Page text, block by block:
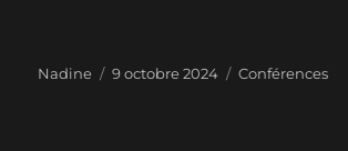
Auteur
Nadine
Publié
9 octobre 2024 Catégories
Conférences